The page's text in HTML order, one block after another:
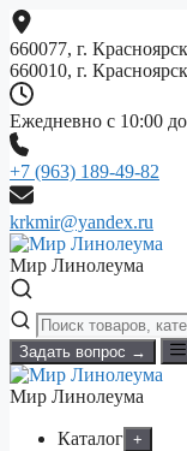
Перейти
к
содержимому
660077, г.
660010, г.
Ежедневно с 10:00
+7 (963) 189-49-82
krkmir@yandex.ru
Мир Линолеума
Задать вопрос →
Мир Линолеума
Каталог +